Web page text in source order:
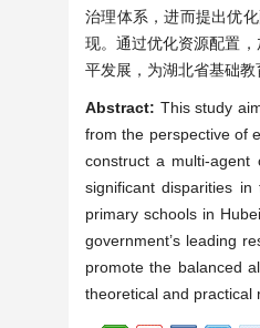
治理体系，进而提出优
现。通过优化资源配置
平发展，为湖北省基础教
Abstract: This study
from the perspective of
construct a multi-agent
significant disparities
primary schools in
government’s leading
promote the balanced
theoretical and practical